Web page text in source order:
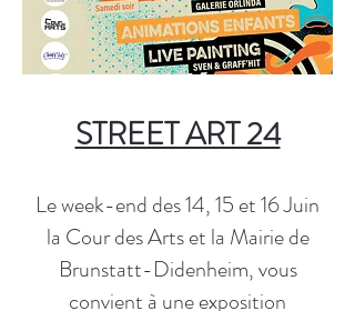
STREET ART 24
Le week-end des 14, 15 et 16 Juin
la Cour des Arts et la Mairie de
Brunstatt-Didenheim, vous
convient à une exposition